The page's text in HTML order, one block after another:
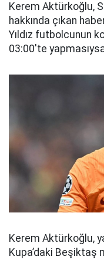
Kerem Aktürkoğlu,
hakkında çıkan
Yıldız futbolcunun
03:00'te
Kerem Aktürkoğlu,
Kupa’daki Beşiktaş